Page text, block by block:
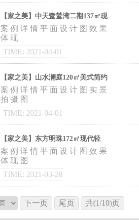
【家之美】中天鹭鸶湾二期137㎡现
代轻奢风，低调沉稳，韵味十足。
案 例 详 情 平 面 设 计 图 效 果
体 现
TIME: 2021-04-01
【家之美】山水澜庭120㎡美式简约
风，奶油色+玫瑰金，温馨优雅之
宅。
案 例 详 情 平 面 设 计 图 实 景
拍 摄 图
TIME: 2021-04-01
【家之美】东方明珠172㎡现代轻
奢，温馨明亮，极致静谧之宅。
案 例 详 情 平 面 设 计 图 效 果
体 现 图
TIME: 2021-03-28
下一页 尾页 共(1/10)页